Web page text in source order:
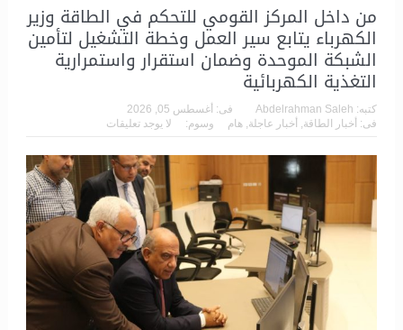
من داخل المركز القومي للتحكم في الطاقة وزير
الكهرباء يتابع سير العمل وخطة التشغيل لتأمين
الشبكة الموحدة وضمان استقرار واستمرارية
التغذية الكهربائية
كتبه: Abdelrahman Saleh فى: أغسطس 05, 2026
فى: أخبار الطاقة, أخبار عاجلة, هام وسوم: لا يوجد تعليقات